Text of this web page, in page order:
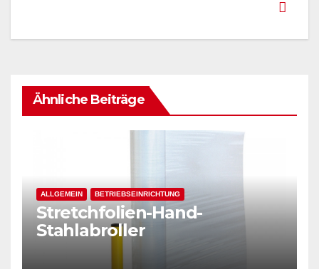
Ähnliche Beiträge
ALLGEMEIN BETRIEBSEINRICHTUNG
Stretchfolien-Hand-
Stahlabroller